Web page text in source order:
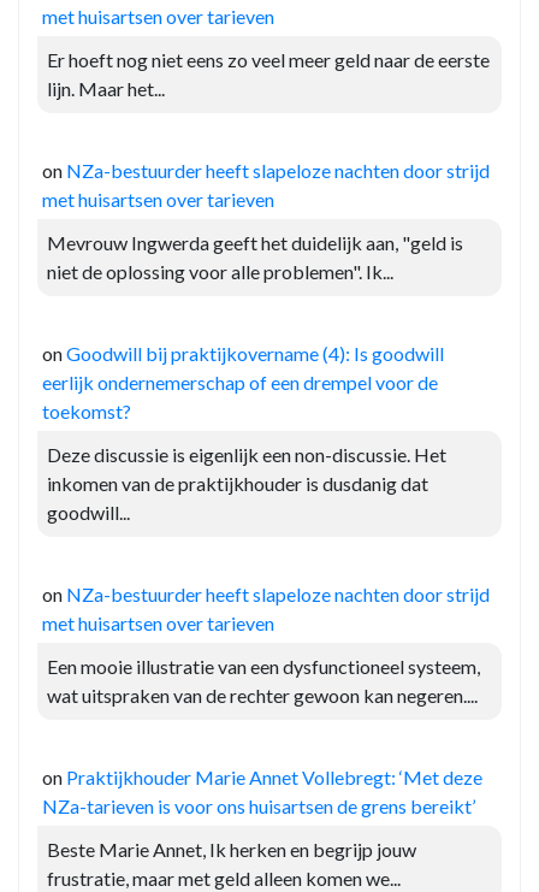
met huisartsen over tarieven
Er hoeft nog niet eens zo veel meer geld naar de eerste
lijn. Maar het...
on NZa-bestuurder heeft slapeloze nachten door strijd
met huisartsen over tarieven
Mevrouw Ingwerda geeft het duidelijk aan, "geld is
niet de oplossing voor alle problemen". Ik...
onGoodwill bij praktijkovername (4): Is goodwill
eerlijk ondernemerschap of een drempel voor de
toekomst?
Deze discussie is eigenlijk een non-discussie. Het
inkomen van de praktijkhouder is dusdanig dat
goodwill...
on NZa-bestuurder heeft slapeloze nachten door strijd
met huisartsen over tarieven
Een mooie illustratie van een dysfunctioneel systeem,
wat uitspraken van de rechter gewoon kan negeren....
on Praktijkhouder Marie Annet Vollebregt: ‘Met deze
NZa-tarieven is voor ons huisartsen de grens bereikt’
Beste Marie Annet, Ik herken en begrijp jouw
frustratie, maar met geld alleen komen we...